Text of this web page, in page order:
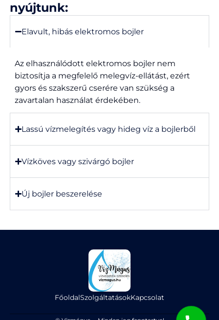
nyújtunk:
Elavult, hibás elektromos bojler
Az elhasználódott elektromos bojler nem
biztosítja a megfelelő melegvíz-ellátást, ezért
gyors és szakszerű cserére van szükség a
zavartalan használat érdekében.
Lassú vízmelegítés vagy hideg víz a bojlerből
Vízköves vagy szivárgó bojler
Új bojler beszerelése
FőoldalSzolgáltatásokKapcsolat